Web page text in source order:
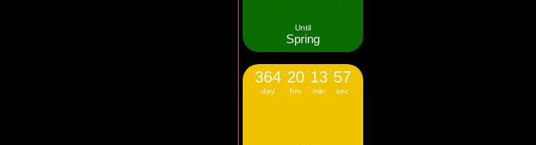
Until
Spring
364
day
: 20
hrs
: 13
min
: 56
sec